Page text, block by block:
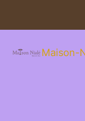
Maison-